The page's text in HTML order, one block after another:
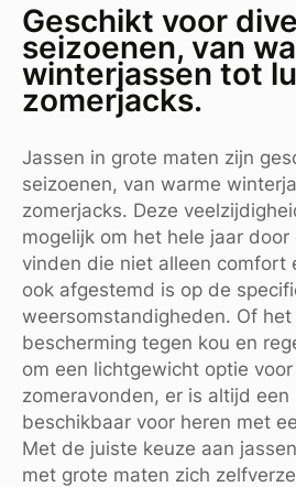
Geschikt voor
seizoenen, van
winterjassen tot
zomerjacks.
Jassen in grote maten zijn
seizoenen, van warme
zomerjacks. Deze
mogelijk om het hele jaar
vinden die niet alleen comfort
ook afgestemd is op de
weersomstandigheden. Of het
bescherming tegen kou en
om een lichtgewicht optie
zomeravonden, er is altijd een
beschikbaar voor heren met
Met de juiste keuze aan
met grote maten zich